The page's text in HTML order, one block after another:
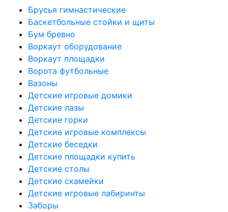
Брусья гимнастические
Баскетбольные стойки и щиты
Бум бревно
Воркаут оборудование
Воркаут площадки
Ворота футбольные
Вазоны
Детские игровые домики
Детские лазы
Детские горки
Детские игровые комплексы
Детские беседки
Детские площадки купить
Детские столы
Детские скамейки
Детские игровые лабиринты
Заборы